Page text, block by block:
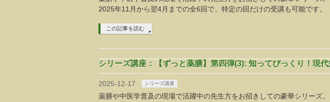
2025年11月から翌4月までの全6回で、特定の回だけの受講も可能です。
この記事を読む
シリーズ講座：【ずっと薬膳】第四弾(3): 知ってびっくり！現
2025-12-17 シリーズ講座
薬膳や中医学普及の現場で活躍中の先生方をお招きしての豪華シリーズ。